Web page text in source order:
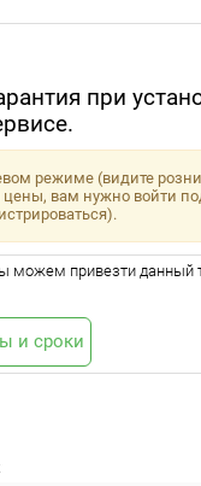
при
режиме (видите
цены, вам нужно войти
можем привезти данный
и сроки